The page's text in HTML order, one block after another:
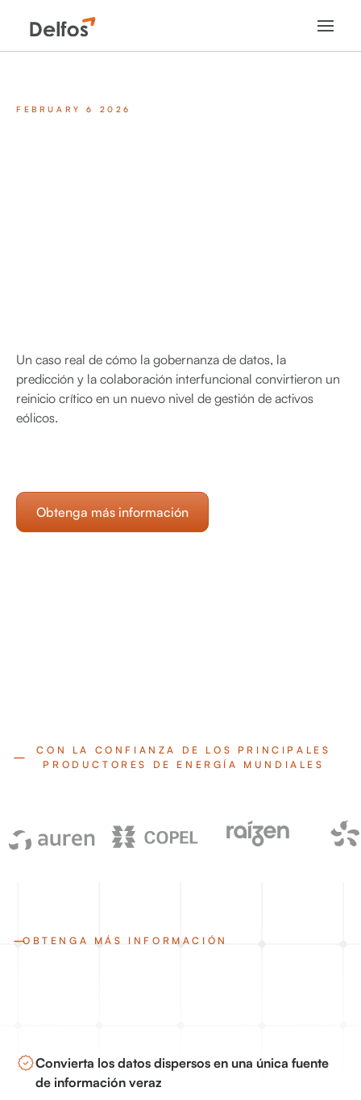
FEBRUARY 6 2026
Un caso real de cómo la gobernanza de datos, la
predicción y la colaboración interfuncional convirtieron un
reinicio crítico en un nuevo nivel de gestión de activos
eólicos.
Obtenga más información
CON LA CONFIANZA DE LOS PRINCIPALES
PRODUCTORES DE ENERGÍA MUNDIALES
OBTENGA MÁS INFORMACIÓN
Convierta los datos dispersos en una única fuente
de información veraz